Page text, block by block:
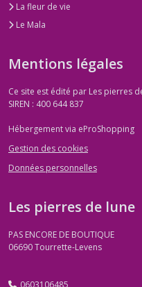
La fleur de vie
Le Mala
Mentions légales
Ce site est édité par Les pierres
SIREN : 400 644 837
Hébergement via eProShopping
Gestion des cookies
Données personnelles
Les pierres de lune
PAS ENCORE DE BOUTIQUE
06690Tourrette-Levens
0603106485